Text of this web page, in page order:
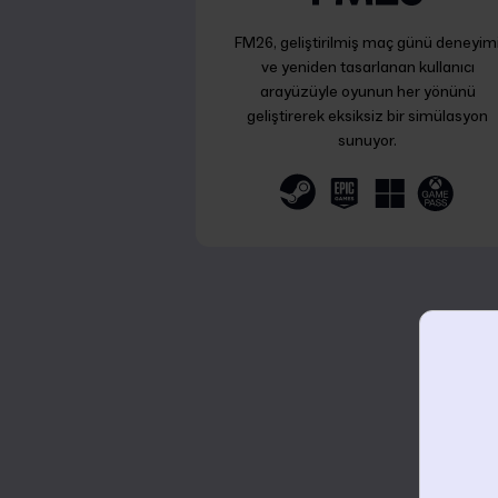
FM26, geliştirilmiş maç günü deneyimi
ve yeniden tasarlanan kullanıcı
arayüzüyle oyunun her yönünü
geliştirerek eksiksiz bir simülasyon
sunuyor.